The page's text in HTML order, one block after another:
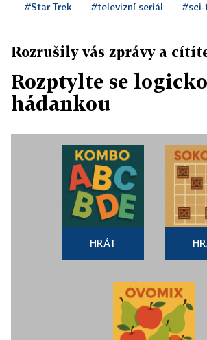
#Star Trek #televizní seriál #sci-
Rozrušily vás zprávy a
Rozptylte se
hádankou
HRÁT